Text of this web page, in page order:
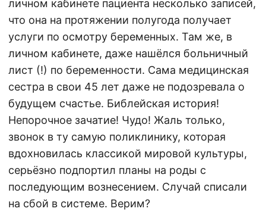
личном кабинете пациента несколько записей,
что она на протяжении полугода получает
услуги по осмотру беременных. Там же, в
личном кабинете, даже нашёлся больничный
лист (!) по беременности. Сама медицинская
сестра в свои 45 лет даже не подозревала о
будущем счастье. Библейская история!
Непорочное зачатие! Чудо! Жаль только,
звонок в ту самую поликлинику, которая
вдохновилась классикой мировой культуры,
серьёзно подпортил планы на роды с
последующим вознесением. Случай списали
на сбой в системе. Верим?